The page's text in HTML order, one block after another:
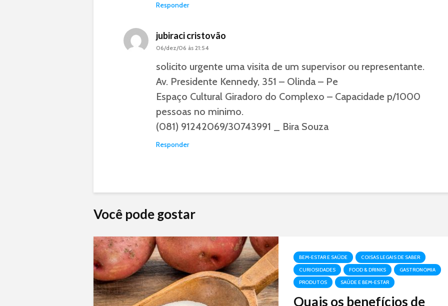
Responder
jubiraci cristovão
06/dez/06 às 21:54
solicito urgente uma visita de um supervisor ou representante.
Av. Presidente Kennedy, 351 – Olinda – Pe
Espaço Cultural Giradoro do Complexo – Capacidade p/1000
pessoas no minimo.
(081) 91242069/30743991 _ Bira Souza
Responder
Você pode gostar
BEM-ESTAR E SAÚDE
COISAS LEGAIS DE SABER
CURIOSIDADES
FOOD & DRINKS
GASTRONOMIA
PRODUTOS
SAÚDE E BEM-ESTAR
Quais os benefícios de